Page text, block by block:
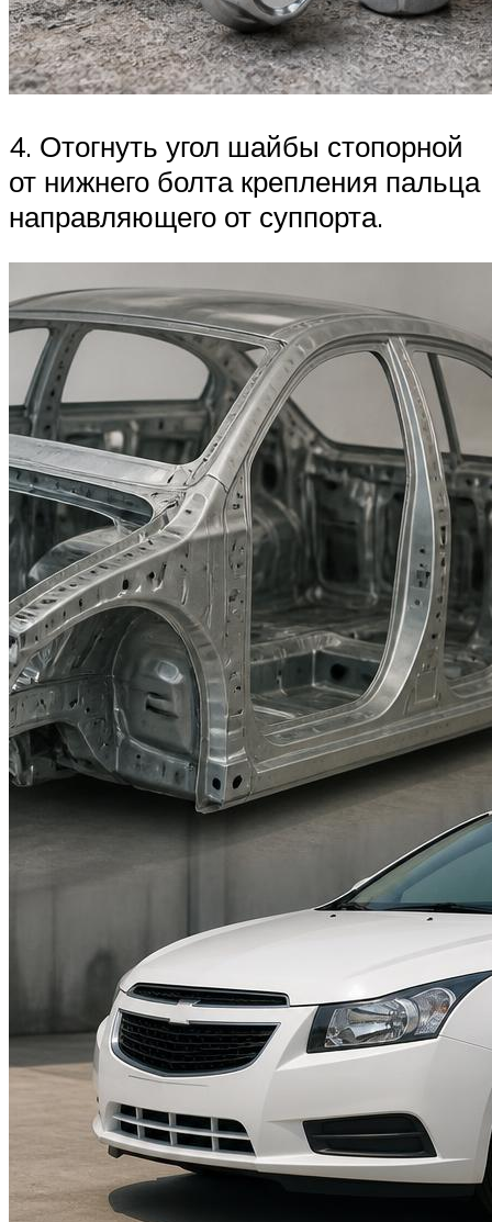
4. Отогнуть угол шайбы стопорной
от нижнего болта крепления пальца
направляющего от суппорта.